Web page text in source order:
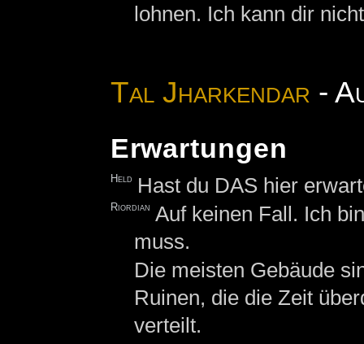
lohnen. Ich kann dir
Tal Jharkendar -
Erwartungen
Held Hast du DAS hier
Riordian Auf keinen Fall. Ich
muss.
Die meisten Gebäude
Ruinen, die die Zeit
verteilt.